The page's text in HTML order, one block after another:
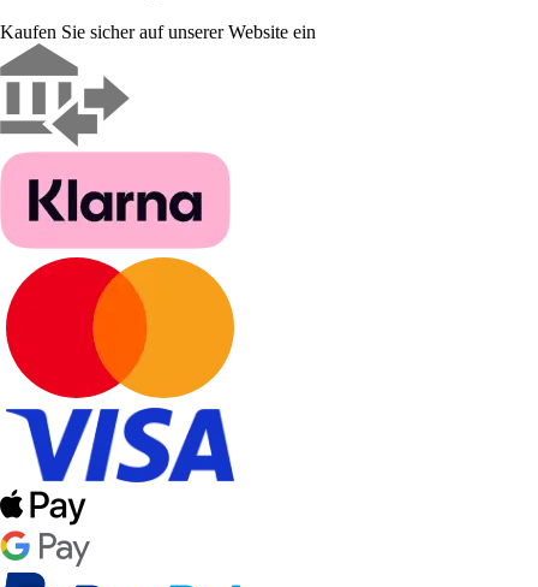
Kaufen Sie sicher auf unserer Website ein